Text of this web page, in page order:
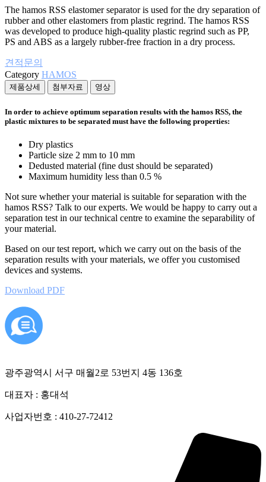
The hamos RSS elastomer separator is used for the dry separation of
rubber and other elastomers from plastic regrind. The hamos RSS
was developed to produce high-quality plastic regrind such as PP,
PS and ABS as a largely rubber-free fraction in a dry process.
견적문의
Category HAMOS
제품상세 첨부자료 영상
In order to achieve optimum separation results with the hamos RSS, the
plastic mixtures to be separated must have the following properties:
Dry plastics
Particle size 2 mm to 10 mm
Dedusted material (fine dust should be separated)
Maximum humidity less than 0.5 %
Not sure whether your material is suitable for separation with the
hamos RSS? Talk to our experts. We would be happy to carry out a
separation test in our technical centre to examine the separability of
your material.
Based on our test report, which we carry out on the basis of the
separation results with your materials, we offer you customised
devices and systems.
Download PDF
광주광역시 서구 매월2로 53번지 4동 136호
대표자 : 홍대석
사업자번호 : 410-27-72412